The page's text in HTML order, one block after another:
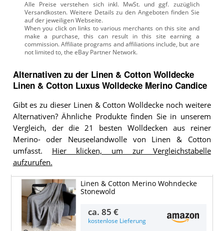
Alle Preise verstehen sich inkl. MwSt. und ggf. zuzüglich
Versandkosten. Weitere Details zu den Angeboten finden Sie
auf der jeweiligen Webseite.
Alternativen zu der Linen & Cotton Wolldecke
Linen & Cotton Luxus Wolldecke Merino Candice
Gibt es zu dieser Linen & Cotton Wolldecke noch weitere
Alternativen? Ähnliche Produkte finden Sie in unserem
Vergleich, der die 21 besten Wolldecken aus reiner
Merino- oder Neuseelandwolle von Linen & Cotton
umfasst. Hier klicken, um zur Vergleichstabelle
aufzurufen.
Linen & Cotton Merino Wohndecke
Stonewold
ca.85 €
kostenlose Lieferung